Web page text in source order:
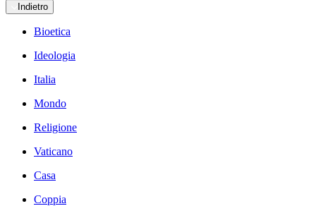
Indietro
Bioetica
Ideologia
Italia
Mondo
Religione
Vaticano
Casa
Coppia